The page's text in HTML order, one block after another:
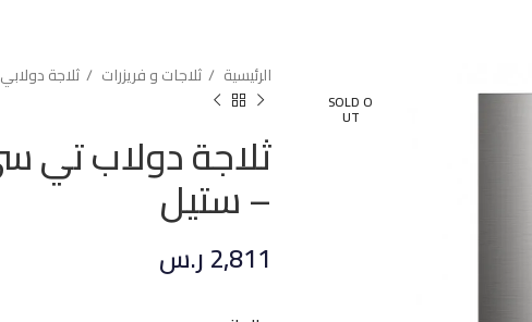
SOLD O
UT
الرئيسية ثلاجات و فريزرات ثلاجة دولابي
– ستيل
2,811ر.س